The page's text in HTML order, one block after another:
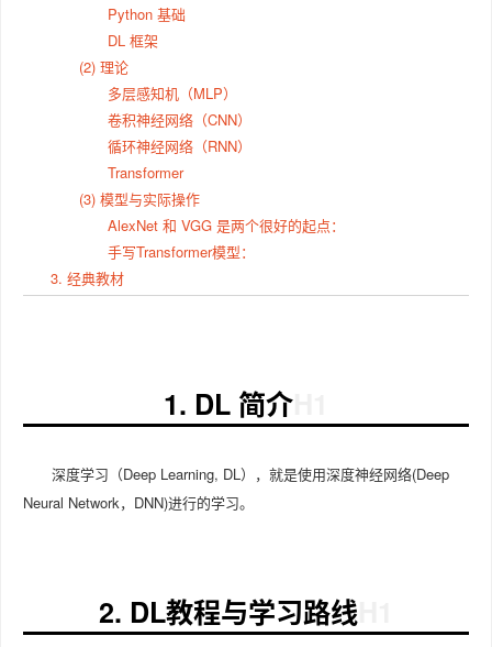
Python 基础
DL 框架
(2) 理论
多层感知机（MLP）
卷积神经网络（CNN）
循环神经网络（RNN）
Transformer
(3) 模型与实际操作
AlexNet 和 VGG 是两个很好的起点：
手写Transformer模型：
3. 经典教材
1. DL 简介
深度学习（Deep Learning, DL），就是使用深度神经网络(Deep
Neural Network，DNN)进行的学习。
2. DL教程与学习路线